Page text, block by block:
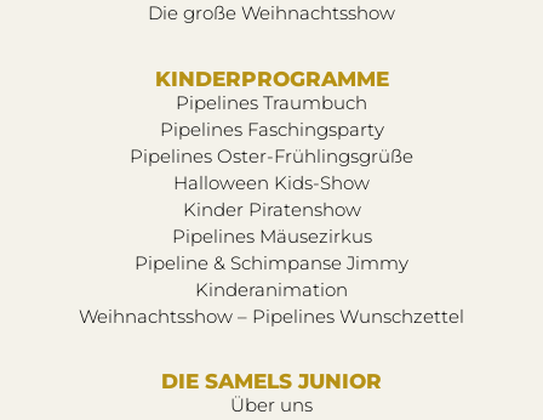
Die große Weihnachtsshow
KINDERPROGRAMME
Pipelines Traumbuch
Pipelines Faschingsparty
Pipelines Oster-Frühlingsgrüße
Halloween Kids-Show
Kinder Piratenshow
Pipelines Mäusezirkus
Pipeline & Schimpanse Jimmy
Kinderanimation
Weihnachtsshow – Pipelines Wunschzettel
DIE SAMELS JUNIOR
Über uns